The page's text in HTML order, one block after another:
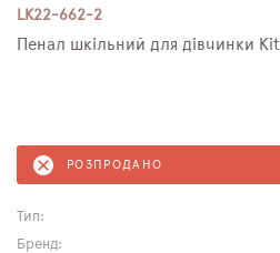
LK22-662-2
Пенал шкільний для дівчинки
РОЗПРОДАНО
Тип:
Бренд: